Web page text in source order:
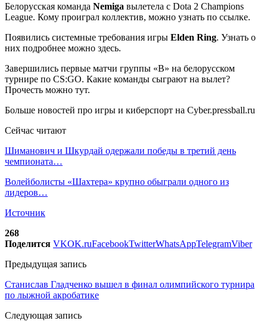
Белорусская команда Nemiga вылетела с Dota 2 Champions
League. Кому проиграл коллектив, можно узнать по ссылке.
Появились системные требования игры Elden Ring. Узнать о
них подробнее можно здесь.
Завершились первые матчи группы «B» на белорусском
турнире по CS:GO. Какие команды сыграют на вылет?
Прочесть можно тут.
Больше новостей про игры и киберспорт на Cyber.pressball.ru
Сейчас читают
Шиманович и Шкурдай одержали победы в третий день
чемпионата…
Волейболисты «Шахтера» крупно обыграли одного из
лидеров…
Источник
268
Поделится VKOK.ruFacebookTwitterWhatsAppTelegramViber
Предыдущая запись
Станислав Гладченко вышел в финал олимпийского турнира
по лыжной акробатике
Следующая запись